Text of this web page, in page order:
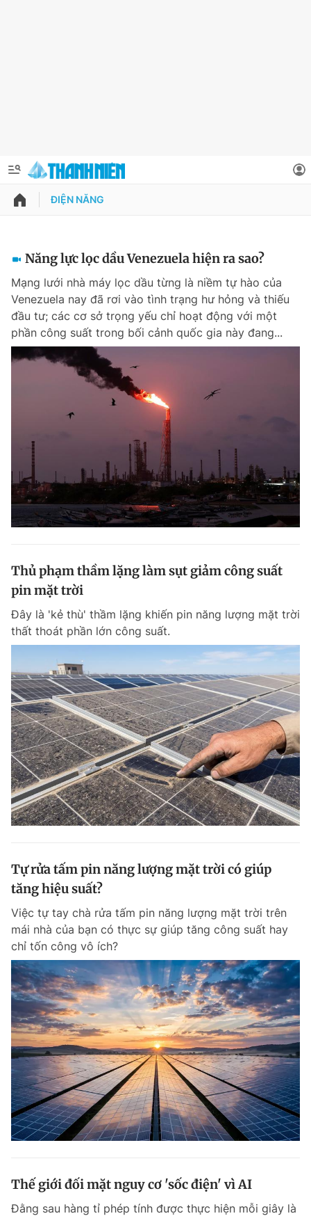
QUẢNG CÁO
Chuyên mục
Chuyên mục khác
Chào ngày mới
Tin 360
Video Magazine
Sản phẩm khác
Tiện ích Bạn cần biết
Thông tin tòa soạn Liên hệ quảng cáo
Đọc Thanh Niên trên điện thoại
Theo dõi báo trên
Hotline
0906 645 777
Liên hệ quảng cáo
0908 780 404
Tổng biên tập: Nguyễn Ngọc Toàn
Phó tổng biên tập thường trực: Hải Thành
Phó tổng biên tập: Lâm Hiếu Dũng
Phó tổng biên tập: Trần Việt Hưng
Tổng thư ký tòa soạn: Đức Trung
Giấy phép xuất bản số 110/GP - BTTTT cấp ngày 24.3.2020
© 2003-2026 Bản quyền thuộc về Báo Thanh Niên. Cấm sao chép
dưới mọi hình thức nếu không có sự chấp thuận bằng văn bản.
Phát triển bởi ePi Technologies, JSC.
Thông tin tài khoản
Đổi mật khẩu
Tin đã lưu
Tin đã xem
Đăng xuất
ĐIỆN NĂNG
Năng lực lọc dầu Venezuela hiện ra sao?
Mạng lưới nhà máy lọc dầu từng là niềm tự hào của
Venezuela nay đã rơi vào tình trạng hư hỏng và thiếu
đầu tư; các cơ sở trọng yếu chỉ hoạt động với một
phần công suất trong bối cảnh quốc gia này đang...
Thủ phạm thầm lặng làm sụt giảm công suất
pin mặt trời
Đây là 'kẻ thù' thầm lặng khiến pin năng lượng mặt trời
thất thoát phần lớn công suất.
Tự rửa tấm pin năng lượng mặt trời có giúp
tăng hiệu suất?
Việc tự tay chà rửa tấm pin năng lượng mặt trời trên
mái nhà của bạn có thực sự giúp tăng công suất hay
chỉ tốn công vô ích?
Thế giới đối mặt nguy cơ 'sốc điện' vì AI
Đằng sau hàng tỉ phép tính được thực hiện mỗi giây là